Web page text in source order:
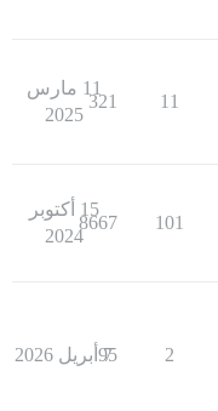
11
321
11 مارس
2025
101
8667
15 أكتوبر
2024
2
95
7 أبريل 2026